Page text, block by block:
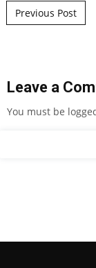
Post
Previous Post
Leave a
You must be